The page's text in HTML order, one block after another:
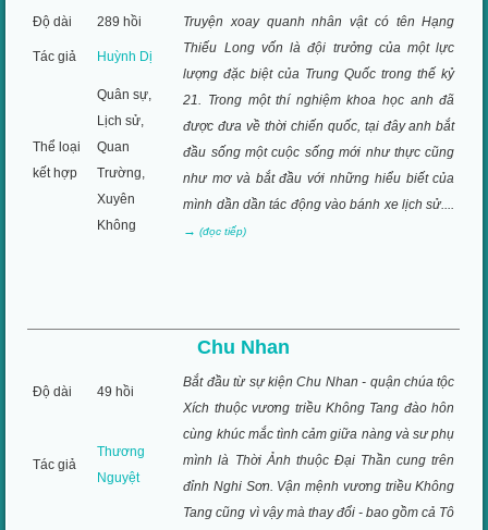
Độ dài 289 hồi
Truyện xoay quanh nhân vật có tên Hạng
Thiếu Long vốn là đội trưởng của một lực
lượng đặc biệt của Trung Quốc trong thế kỷ
21. Trong một thí nghiệm khoa học anh đã
được đưa về thời chiến quốc, tại đây anh bắt
đầu sống một cuộc sống mới như thực cũng
như mơ và bắt đầu với những hiểu biết của
mình dần dần tác động vào bánh xe lịch sử....
→(đọc tiếp)
Tác giả Huỳnh Dị
Thể loại
kết hợp
Quân sự,
Lịch sử,
Quan
Trường,
Xuyên
Không
Chu Nhan
Độ dài 49 hồi
Bắt đầu từ sự kiện Chu Nhan - quận chúa tộc
Xích thuộc vương triều Không Tang đào hôn
cùng khúc mắc tình cảm giữa nàng và sư phụ
mình là Thời Ảnh thuộc Đại Thần cung trên
đỉnh Nghi Sơn. Vận mệnh vương triều Không
Tang cũng vì vậy mà thay đổi - bao gồm cả Tô
Tác giả
Thương
Nguyệt